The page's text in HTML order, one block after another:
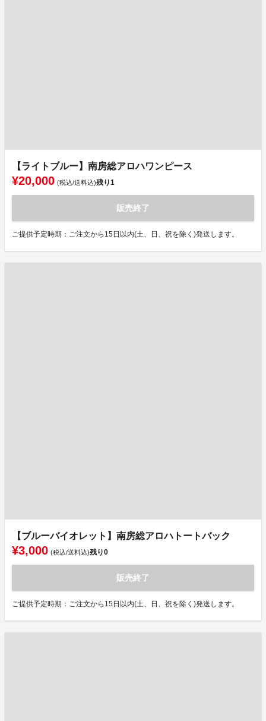
【ライトブルー】南房総アロハワンピース
¥20,000 (税込/送料込)残り1
販売終了
ご提供予定時期：ご注文から15日以内(土、日、祝を除く)発送します。
【ブルーバイオレット】南房総アロハトートバック
¥3,000 (税込/送料込)残り0
販売終了
ご提供予定時期：ご注文から15日以内(土、日、祝を除く)発送します。